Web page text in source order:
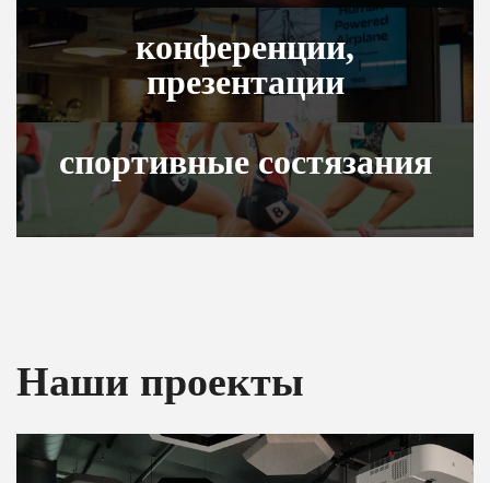
конференции,
презентации
спортивные состязания
Наши проекты